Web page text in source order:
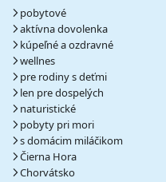
pobytové
aktívna dovolenka
kúpeľné a ozdravné
wellnes
pre rodiny s deťmi
len pre dospelých
naturistické
pobyty pri mori
s domácim miláčikom
Čierna Hora
Chorvátsko